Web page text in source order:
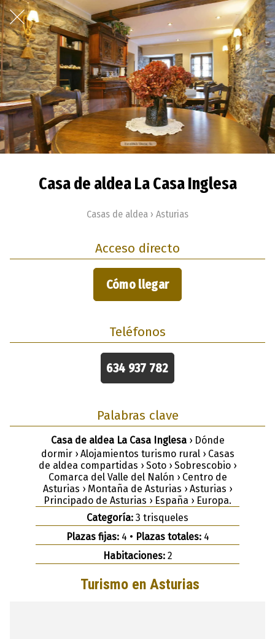
Casa de aldea La Casa Inglesa
Casas de aldea › Asturias
Acceso directo
Cómo llegar
Teléfonos
634 937 782
Palabras clave
Casa de aldea La Casa Inglesa› Dónde
dormir › Alojamientos turismo rural › Casas
de aldea compartidas › Soto › Sobrescobio ›
Comarca del Valle del Nalón › Centro de
Asturias › Montaña de Asturias › Asturias ›
Principado de Asturias › España › Europa.
Categoría: 3 trisqueles
Plazas fijas:4 • Plazas totales:4
Habitaciones:2